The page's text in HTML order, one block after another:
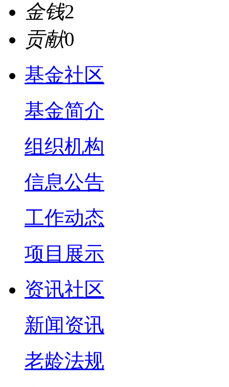
金钱2
贡献0
基金社区
基金简介
组织机构
信息公告
工作动态
项目展示
资讯社区
新闻资讯
老龄法规